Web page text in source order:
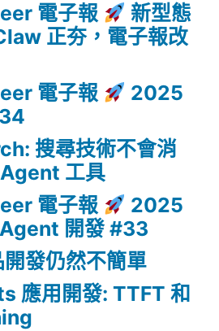
電子報
新型態
正夯，電子報改
電子報
2025
搜尋技術不會消
工具
電子報
2025
開發 #33
發仍然不簡單
應用開發: TTFT 和